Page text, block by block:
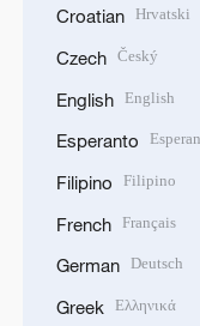
Croatian Hrvatski
Czech Český
English English
Esperanto
Filipino Filipino
French Français
German Deutsch
Greek Ελληνικά